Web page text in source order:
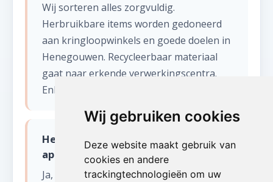
Wij gebruiken cookies
Deze website maakt gebruik van
cookies en andere
trackingtechnologieën om uw
Wij sorteren alles zorgvuldig.
Herbruikbare items worden gedoneerd
aan kringloopwinkels en goede doelen in
Henegouwen. Recycleerbaar materiaal
gaat naar erkende verwerkingscentra.
Enkel restafval wordt afgevoerd.
Hebben jullie een verhuislift voor
appartementen in Strée?
Ja, wij beschikken over een verhuislift